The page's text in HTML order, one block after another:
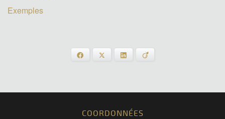
Exemples
Facebook LinkedIn
COORDONNÉES